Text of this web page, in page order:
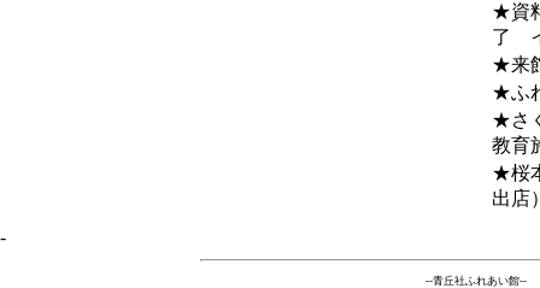
★資
了
★来
★ふ
★さ
教育
★桜
出店
-
--青丘社ふれあい館--